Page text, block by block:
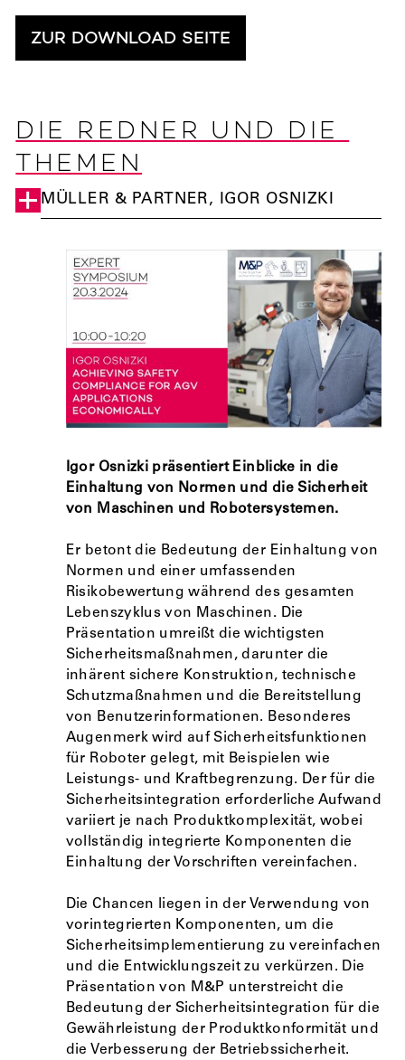
ZUR DOWNLOAD SEITE
DIE REDNER UND DIE
THEMEN
MÜLLER & PARTNER, IGOR OSNIZKI
Igor Osnizki präsentiert Einblicke in die
Einhaltung von Normen und die Sicherheit
von Maschinen und Robotersystemen.
Er betont die Bedeutung der Einhaltung von
Normen und einer umfassenden
Risikobewertung während des gesamten
Lebenszyklus von Maschinen. Die
Präsentation umreißt die wichtigsten
Sicherheitsmaßnahmen, darunter die
inhärent sichere Konstruktion, technische
Schutzmaßnahmen und die Bereitstellung
von Benutzerinformationen. Besonderes
Augenmerk wird auf Sicherheitsfunktionen
für Roboter gelegt, mit Beispielen wie
Leistungs- und Kraftbegrenzung. Der für die
Sicherheitsintegration erforderliche Aufwand
variiert je nach Produktkomplexität, wobei
vollständig integrierte Komponenten die
Einhaltung der Vorschriften vereinfachen.
Die Chancen liegen in der Verwendung von
vorintegrierten Komponenten, um die
Sicherheitsimplementierung zu vereinfachen
und die Entwicklungszeit zu verkürzen. Die
Präsentation von M&P unterstreicht die
Bedeutung der Sicherheitsintegration für die
Gewährleistung der Produktkonformität und
die Verbesserung der Betriebssicherheit.